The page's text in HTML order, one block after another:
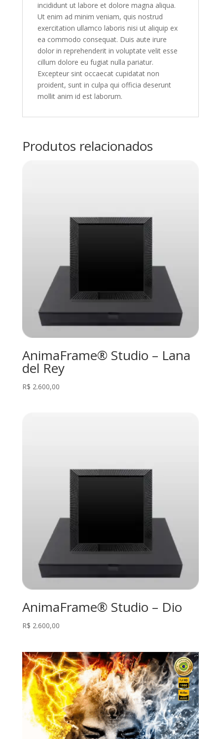
incididunt ut labore et dolore magna aliqua.
Ut enim ad minim veniam, quis nostrud
exercitation ullamco laboris nisi ut aliquip ex
ea commodo consequat. Duis aute irure
dolor in reprehenderit in voluptate velit esse
cillum dolore eu fugiat nulla pariatur.
Excepteur sint occaecat cupidatat non
proident, sunt in culpa qui officia deserunt
mollit anim id est laborum.
Produtos relacionados
AnimaFrame® Studio – Lana
del Rey
R$ 2.600,00
AnimaFrame® Studio – Dio
R$ 2.600,00